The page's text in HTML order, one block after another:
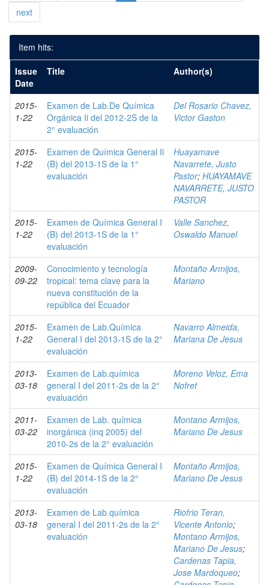
next
Item hits:
Issue
Date
Title Author(s)
2015-
1-22
Examen de Lab.De Química
Orgánica Ii del 2012-2S de la
2° evaluación
Del Rosario Chavez,
Victor Gaston
2015-
1-22
Examen de Química General Ii
(B) del 2013-1S de la 1°
evaluación
Huayamave
Navarrete, Justo
Pastor; HUAYAMAVE
NAVARRETE, JUSTO
PASTOR
2015-
1-22
Examen de Química General I
(B) del 2013-1S de la 1°
evaluación
Valle Sanchez,
Oswaldo Manuel
2009-
09-22
Conocimiento y tecnología
tropical: tema clave para la
nueva constitución de la
república del Ecuador
Montaño Armijos,
Mariano
2015-
1-22
Examen de Lab.Química
General I del 2013-1S de la 2°
evaluación
Navarro Almeida,
Mariana De Jesus
2013-
03-18
Examen de Lab.química
general I del 2011-2s de la 2°
evaluación
Moreno Veloz, Ema
Nofret
2011-
03-22
Examen de Lab. química
inorgánica (inq 2005) del
2010-2s de la 2° evaluación
Montano Armijos,
Mariano De Jesus
2015-
1-22
Examen de Química General I
(B) del 2014-1S de la 2°
evaluación
Montaño Armijos,
Mariano De Jesus
2013-
03-18
Examen de Lab.química
general I del 2011-2s de la 2°
evaluación
Riofrio Teran,
Vicente Antonio;
Montano Armijos,
Mariano De Jesus;
Cardenas Tapia,
Jose Mardoqueo;